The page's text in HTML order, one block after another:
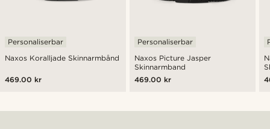
Naxos Koralljade Skinnarmbånd
Personaliserbar
469.00 kr
Naxos Picture Jasper
Skinnarmband
Personaliserbar
469.00 kr